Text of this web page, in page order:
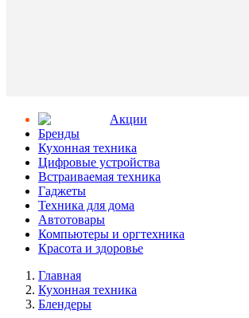
Aкции
Бренды
Кухонная техника
Цифровые устройства
Встраиваемая техника
Гаджеты
Техника для дома
Автотовары
Компьютеры и оргтехника
Красота и здоровье
Главная
Кухонная техника
Блендеры